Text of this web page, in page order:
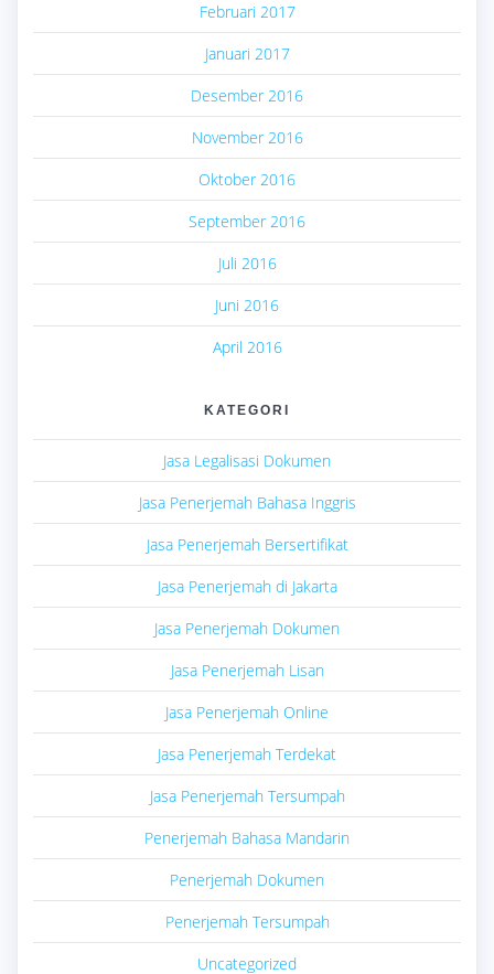
Februari 2017
Januari 2017
Desember 2016
November 2016
Oktober 2016
September 2016
Juli 2016
Juni 2016
April 2016
KATEGORI
Jasa Legalisasi Dokumen
Jasa Penerjemah Bahasa Inggris
Jasa Penerjemah Bersertifikat
Jasa Penerjemah di Jakarta
Jasa Penerjemah Dokumen
Jasa Penerjemah Lisan
Jasa Penerjemah Online
Jasa Penerjemah Terdekat
Jasa Penerjemah Tersumpah
Penerjemah Bahasa Mandarin
Penerjemah Dokumen
Penerjemah Tersumpah
Uncategorized